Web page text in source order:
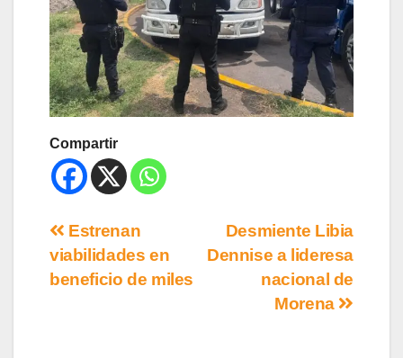
Compartir
Desmiente Libia
Dennise a lideresa
nacional de
Morena
Estrenan
viabilidades en
beneficio de miles